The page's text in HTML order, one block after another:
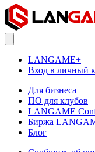
LANGAME+
Вход в личный
Для бизнеса
ПО для клубов
LANGAME
Биржа
Блог